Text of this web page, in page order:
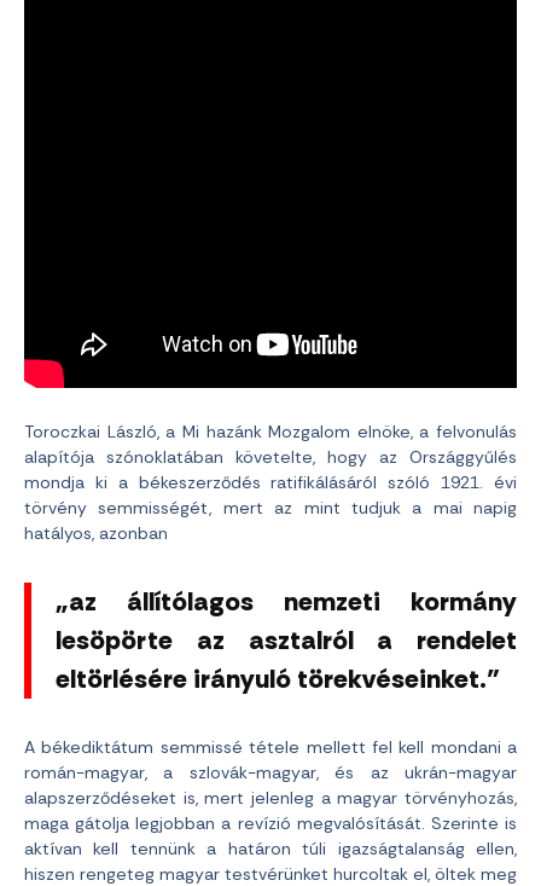
Toroczkai László, a Mi hazánk Mozgalom elnöke, a felvonulás
alapítója szónoklatában követelte, hogy az Országgyűlés
mondja ki a békeszerződés ratifikálásáról szóló 1921. évi
törvény semmisségét, mert az mint tudjuk a mai napig
hatályos, azonban
„az állítólagos nemzeti kormány
lesöpörte az asztalról a rendelet
eltörlésére irányuló törekvéseinket.”
A békediktátum semmissé tétele mellett fel kell mondani a
román-magyar, a szlovák-magyar, és az ukrán-magyar
alapszerződéseket is, mert jelenleg a magyar törvényhozás,
maga gátolja legjobban a revízió megvalósítását. Szerinte is
aktívan kell tennünk a határon túli igazságtalanság ellen,
hiszen rengeteg magyar testvérünket hurcoltak el, öltek meg